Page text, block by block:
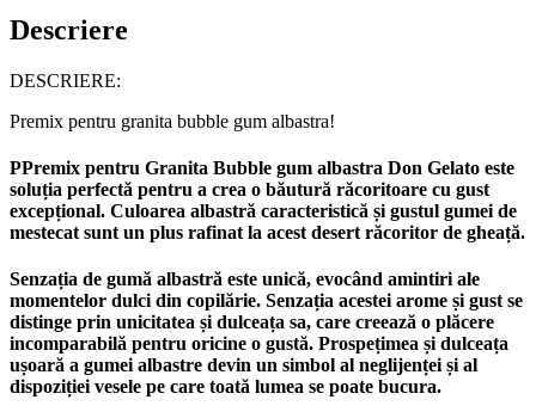
Descriere
DESCRIERE:
Premix pentru granita bubble gum albastra!
PPremix pentru Granita Bubble gum albastra Don Gelato este
soluția perfectă pentru a crea o băutură răcoritoare cu gust
excepțional. Culoarea albastră caracteristică și gustul gumei de
mestecat sunt un plus rafinat la acest desert răcoritor de gheață.
Senzația de gumă albastră este unică, evocând amintiri ale
momentelor dulci din copilărie. Senzația acestei arome și gust se
distinge prin unicitatea și dulceața sa, care creează o plăcere
incomparabilă pentru oricine o gustă. Prospețimea și dulceața
ușoară a gumei albastre devin un simbol al neglijenței și al
dispoziției vesele pe care toată lumea se poate bucura.